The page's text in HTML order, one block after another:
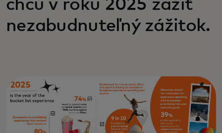
chcú v roku 2025 zažiť
nezabudnuteľný zážitok.